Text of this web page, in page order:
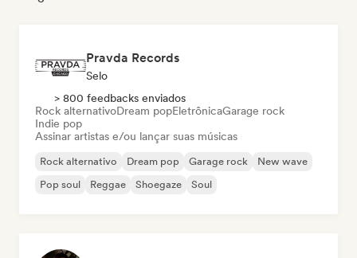
Pravda Records
Selo
> 800 feedbacks enviados
Rock alternativoDream popEletrônicaGarage rock
Indie pop
Assinar artistas e/ou lançar suas músicas
Rock alternativo Dream pop Garage rock
New wave
Pop soul
Reggae Shoegaze Soul